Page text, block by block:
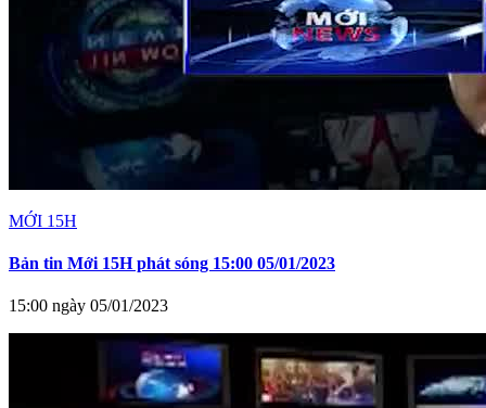
MỚI 15H
Bản tin Mới 15H phát sóng 15:00 05/01/2023
15:00 ngày 05/01/2023